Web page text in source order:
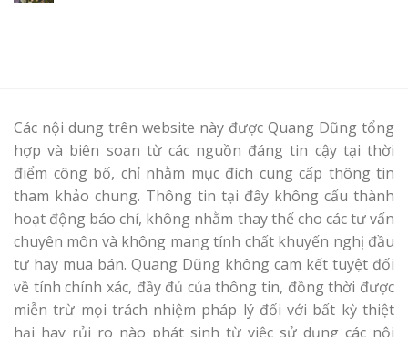
Các nội dung trên website này được Quang Dũng tổng
hợp và biên soạn từ các nguồn đáng tin cậy tại thời
điểm công bố, chỉ nhằm mục đích cung cấp thông tin
tham khảo chung. Thông tin tại đây không cấu thành
hoạt động báo chí, không nhằm thay thế cho các tư vấn
chuyên môn và không mang tính chất khuyến nghị đầu
tư hay mua bán. Quang Dũng không cam kết tuyệt đối
về tính chính xác, đầy đủ của thông tin, đồng thời được
miễn trừ mọi trách nhiệm pháp lý đối với bất kỳ thiệt
hại hay rủi ro nào phát sinh từ việc sử dụng các nội